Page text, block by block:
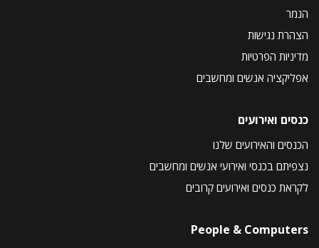
הנמר
הצהרת נגישות
מדיניות הפרטיות
אפליקציה אנשים ומחשבים
כנסים ואירועים
הכנסים והאירועים שלנו
נצפיתם בכנסי ואירועי אנשים ומחשבים
לקראת כנסים ואירועים קרובים
People & Computers